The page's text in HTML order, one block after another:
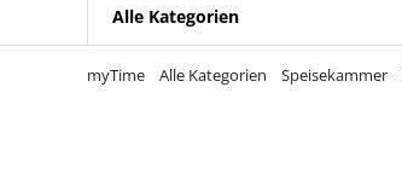
Alle Kategorien
myTime Alle Kategorien Speisekammer